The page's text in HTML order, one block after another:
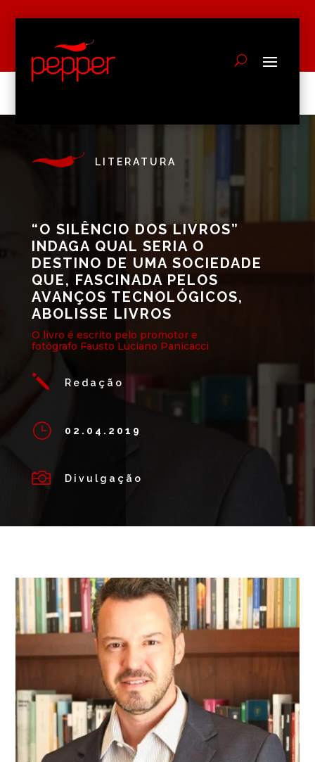
LITERATURA
“O SILÊNCIO DOS LIVROS”
INDAGA QUAL SERIA O
DESTINO DE UMA SOCIEDADE
QUE, FASCINADA PELOS
AVANÇOS TECNOLÓGICOS,
ABOLISSE LIVROS
O livro é escrito pelo promotor e
fotógrafo Fausto Luciano Panicacci
j Redação
} 02.04.2019
 Divulgação